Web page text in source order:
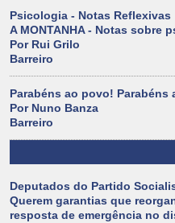
Psicologia - Notas Reflexivas
A MONTANHA - Notas sobre
Por Rui Grilo
Barreiro
Parabéns ao povo! Parabéns
Por Nuno Banza
Barreiro
Deputados do Partido
Querem garantias que
resposta de emergência no